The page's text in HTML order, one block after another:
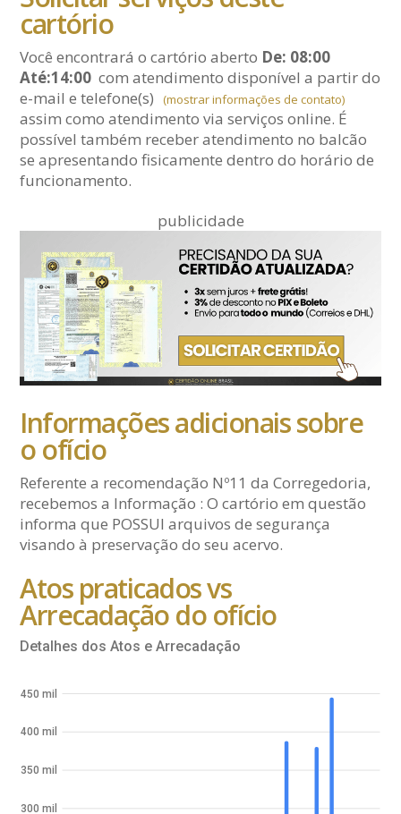
cartório
Você encontrará o cartório aberto De: 08:00
Até:14:00 com atendimento disponível a partir do
e-maile telefone(s) (mostrar informações de contato)
assim como atendimento via serviços online. É
possível também receber atendimento no balcão
se apresentando fisicamente dentro do horário de
funcionamento.
publicidade
Informações adicionais sobre
o ofício
Referente a recomendação Nº11 da Corregedoria,
recebemos a Informação : O cartório em questão
informa que POSSUI arquivos de segurança
visando à preservação do seu acervo.
Atos praticados vs
Arrecadação do ofício
Detalhes dos Atos e Arrecadação
300 mil
350 mil
400 mil
450 mil